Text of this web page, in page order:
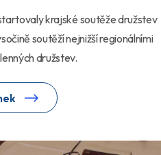
krajské soutěže družstev
soutěží nejnižší regionálními
družstev.